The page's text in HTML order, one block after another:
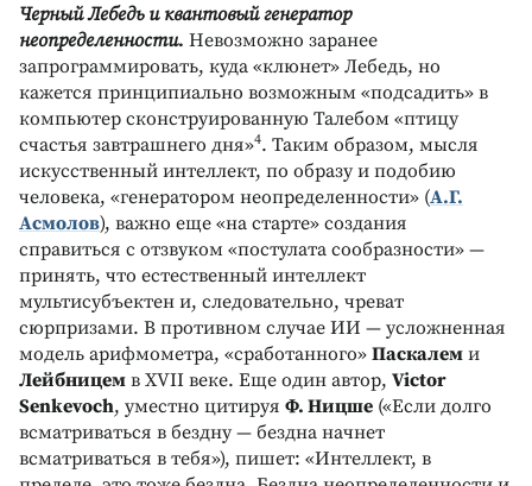
Черный Лебедь и квантовый генератор
неопределенности. Невозможно заранее
запрограммировать, куда «клюнет» Лебедь, но
кажется принципиально возможным «подсадить» в
компьютер сконструированную Талебом «птицу
счастья завтрашнего дня»4. Таким образом, мысля
искусственный интеллект, по образу и подобию
человека, «генератором неопределенности» (А.Г.
Асмолов), важно еще «на старте» создания
справиться с отзвуком «постулата сообразности» —
принять, что естественный интеллект
мультисубъектен и, следовательно, чреват
сюрпризами. В противном случае ИИ — усложненная
модель арифмометра, «сработанного» Паскалем и
Лейбницем в XVII веке. Еще один автор, Victor
Senkevoch, уместно цитируя Ф. Ницше («Если долго
всматриваться в бездну — бездна начнет
всматриваться в тебя»), пишет: «Интеллект, в